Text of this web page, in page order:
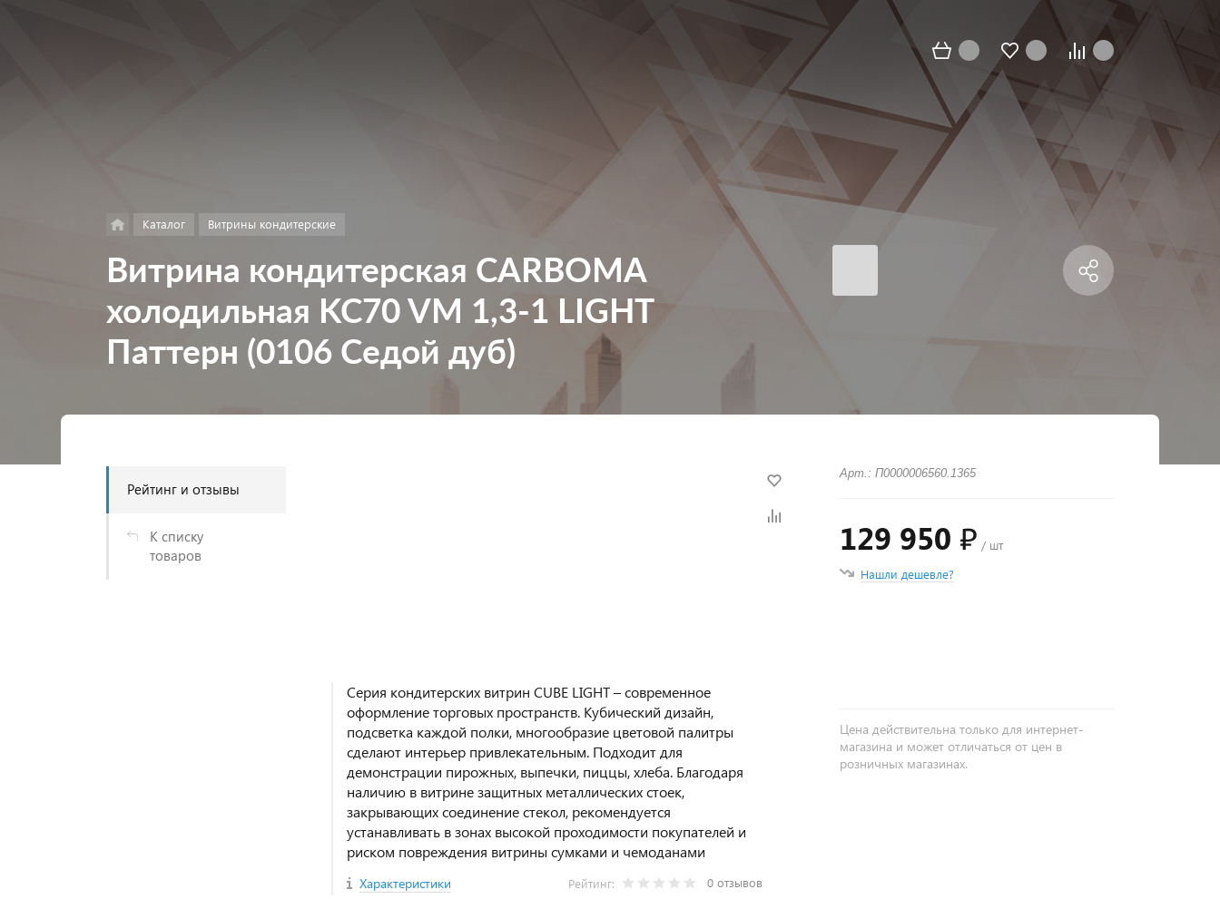
Каталог Витрины кондитерские
Витрина кондитерская CARBOMA
холодильная KC70 VM 1,3-1 LIGHT
Паттерн (0106 Седой дуб)
Рейтинг и отзывы
К списку
товаров
Серия кондитерских витрин CUBE LIGHT – современное
оформление торговых пространств. Кубический дизайн,
подсветка каждой полки, многообразие цветовой палитры
сделают интерьер привлекательным. Подходит для
демонстрации пирожных, выпечки, пиццы, хлеба. Благодаря
наличию в витрине защитных металлических стоек,
закрывающих соединение стекол, рекомендуется
устанавливать в зонах высокой проходимости покупателей и
риском повреждения витрины сумками и чемоданами
Характеристики Рейтинг: 0 отзывов
Арт.: П0000006560.1365
129 950 ₽ / шт
Нашли дешевле?
Цена действительна только для интернет-
магазина и может отличаться от цен в
розничных магазинах.